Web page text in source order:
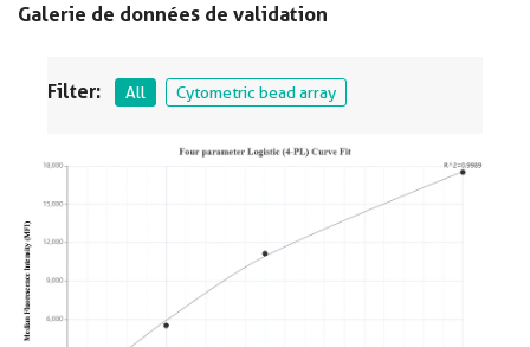
Galerie de données de validation
Filter: All Cytometric bead array